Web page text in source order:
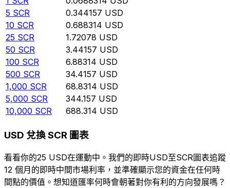
5 SCR 0.344157 USD
10 SCR 0.688314 USD
25 SCR 1.72078 USD
50 SCR 3.44157 USD
100 SCR 6.88314 USD
500 SCR 34.4157 USD
1,000 SCR 68.8314 USD
5,000 SCR 344.157 USD
10,000 SCR 688.314 USD
USD 兌換 SCR 圖表
看看你的25 USD在運動中。我們的即時USD至SCR圖表追蹤
12 個月的即時中間市場利率，並準確顯示您的資金在任何時
間點的價值。想知道匯率何時會朝著對你有利的方向發展嗎？